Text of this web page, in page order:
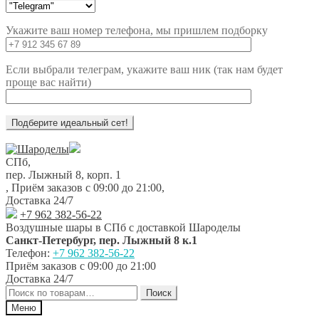
Укажите ваш номер телефона, мы пришлем подборку
Если выбрали телеграм, укажите ваш ник (так нам будет
проще вас найти)
Перейти
к
навигации
Перейти
к
содержимому
СПб,
пер. Лыжный 8, корп. 1
, Приём заказов с 09:00 до 21:00,
Доставка 24/7
+7 962 382-56-22
Воздушные шары в СПб с доставкой Шароделы
Санкт-Петербург, пер. Лыжный 8 к.1
Телефон: +7 962 382-56-22
Приём заказов с 09:00 до 21:00
Доставка 24/7
Искать:
Поиск
Меню